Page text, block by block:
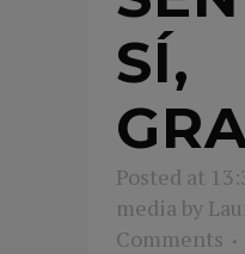
SÍ,
Posted at
media by
Comments